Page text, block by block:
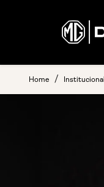
Home Institucional